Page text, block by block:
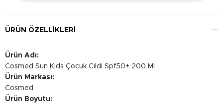
ÜRÜN ÖZELLIKLERI
Ürün Adı:
Cosmed Sun Kids Çocuk Cildi Spf50+ 200 Ml
Ürün Markası:
Cosmed
Ürün Boyutu: